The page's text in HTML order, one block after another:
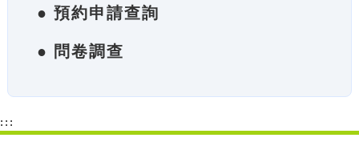
● 預約申請查詢
● 問卷調查
:::